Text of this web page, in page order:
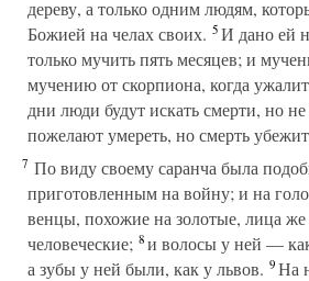
дереву, а только одним людям,
Божией на челах своих. 5И дано ей
только мучить пять месяцев; и
мучению от скорпиона, когда
дни люди будут искать смерти, но не
пожелают умереть, но смерть
7 По виду своему саранча была
приготовленным на войну; и на
венцы, похожие на золотые, лица
человеческие; 8и волосы у ней —
а зубы у ней были, как у львов. 9На